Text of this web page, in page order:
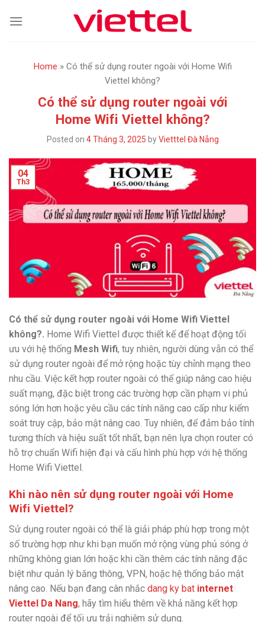
Home » Có thể sử dụng router ngoài với Home Wifi
Viettel không?
Có thể sử dụng router ngoài với
Home Wifi Viettel không?
Posted on 4 Tháng 3, 2025 byVietttel Đà Nẵng
04
Th3
Có thể sử dụng router ngoài với Home Wifi Viettel
không?. Home Wifi Viettel được thiết kế để hoạt động tối
ưu với hệ thống Mesh Wifi, tuy nhiên, người dùng vẫn có thể
sử dụng router ngoài để mở rộng hoặc tùy chỉnh mạng theo
nhu cầu. Việc kết hợp router ngoài có thể giúp nâng cao hiệu
suất mạng, đặc biệt trong các trường hợp cần phạm vi phủ
sóng lớn hơn hoặc yêu cầu các tính năng cao cấp như kiểm
soát truy cập, bảo mật nâng cao. Tuy nhiên, để đảm bảo tính
tương thích và hiệu suất tốt nhất, bạn nên lựa chọn router có
hỗ trợ chuẩn Wifi hiện đại và cấu hình phù hợp với hệ thống
Home Wifi Viettel.
Khi nào nên sử dụng router ngoài với Home
Wifi Viettel?
Sử dụng router ngoài có thể là giải pháp phù hợp trong một
số trường hợp như khi bạn muốn mở rộng vùng phủ sóng ở
những không gian lớn hoặc khi cần thêm các tính năng đặc
biệt như quản lý băng thông, VPN, hoặc hệ thống bảo mật
nâng cao. Nếu bạn đang cân nhắc dang ky bat internet
Viettel Da Nang, hãy tìm hiểu thêm về khả năng kết hợp
router ngoài để tối ưu trải nghiệm sử dụng.